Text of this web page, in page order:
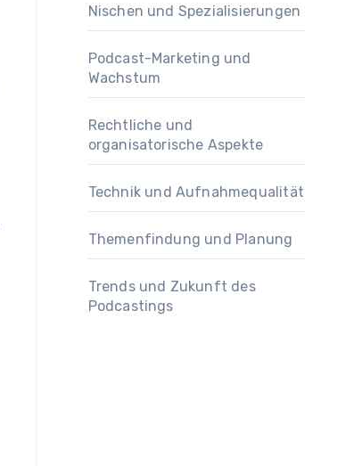
Nischen und Spezialisierungen
Podcast-Marketing und
Wachstum
Rechtliche und
organisatorische Aspekte
Technik und Aufnahmequalität
Themenfindung und Planung
Trends und Zukunft des
Podcastings